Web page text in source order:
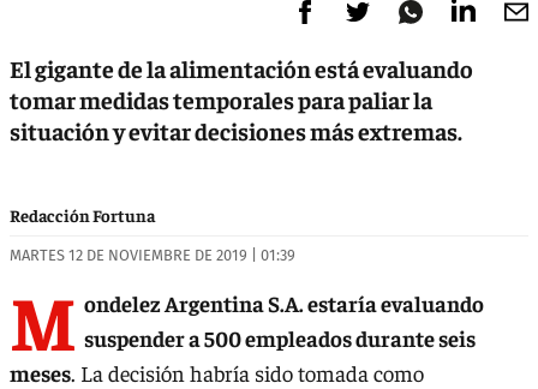
El gigante de la alimentación está evaluando
tomar medidas temporales para paliar la
situación y evitar decisiones más extremas.
Redacción Fortuna
MARTES 12 DE NOVIEMBRE DE 2019 | 01:39
M ondelez Argentina S.A. estaría evaluando
suspender a 500 empleados durante seis
meses. La decisión habría sido tomada como